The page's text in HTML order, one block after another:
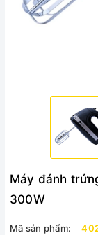
Máy đánh
300W
Mã sản phẩm: